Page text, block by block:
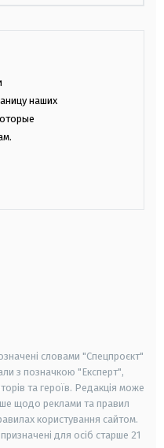
наших
словами "Спецпроєкт"
з позначкою "Експерт",
та героїв. Редакція може
щодо реклами та правил
користування сайтом.
для осіб старше 21